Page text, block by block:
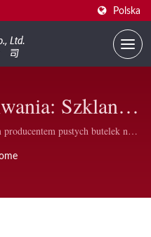
Polska
Szklana
Do Paznokci |
Lakieru Do
pustych butelek na